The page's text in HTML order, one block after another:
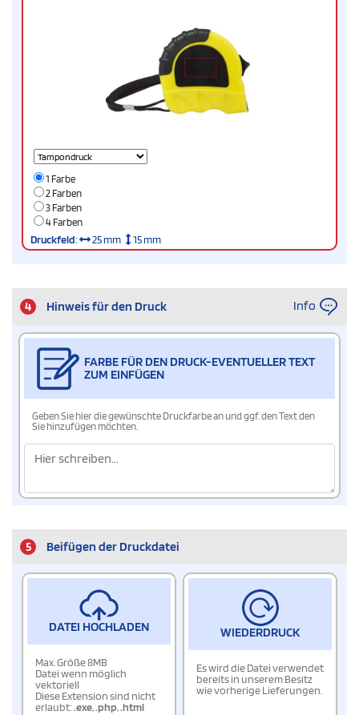
1 Farbe
2 Farben
3 Farben
4 Farben
Druckfeld: 25 mm 15 mm
4 Hinweis für den Druck Info
FARBE FÜR DEN DRUCK-EVENTUELLER TEXT
ZUM EINFÜGEN
Geben Sie hier die gewünschte Druckfarbe an und ggf. den Text den
Sie hinzufügen möchten.
5 Beifügen der Druckdatei
DATEI HOCHLADEN
Max. Größe 8MB
Datei wenn möglich
vektoriell
Diese Extension sind nicht
erlaubt:.exe,.php,.html
WIEDERDRUCK
Es wird die Datei verwendet
bereits in unserem Besitz
wie vorherige Lieferungen.